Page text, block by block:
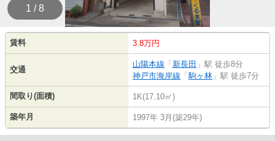
1 / 8
賃料 3.8万円
交通
山陽本線 「新長田 」駅 徒歩8分
神戸市海岸線 「駒ヶ林 」駅 徒歩7分
間取り(面積) 1K(17.10㎡)
築年月 1997年 3月(築29年)